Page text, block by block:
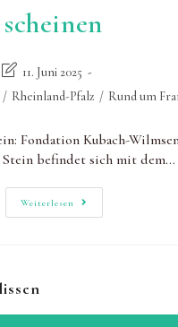
scheinen
Beitrag
zuletzt
geändert
11. Juni 2025
/ Rheinland-Pfalz / Rund um
Fondation Kubach-
Stein befindet sich mit dem…
Weiterlesen
Wo
Die